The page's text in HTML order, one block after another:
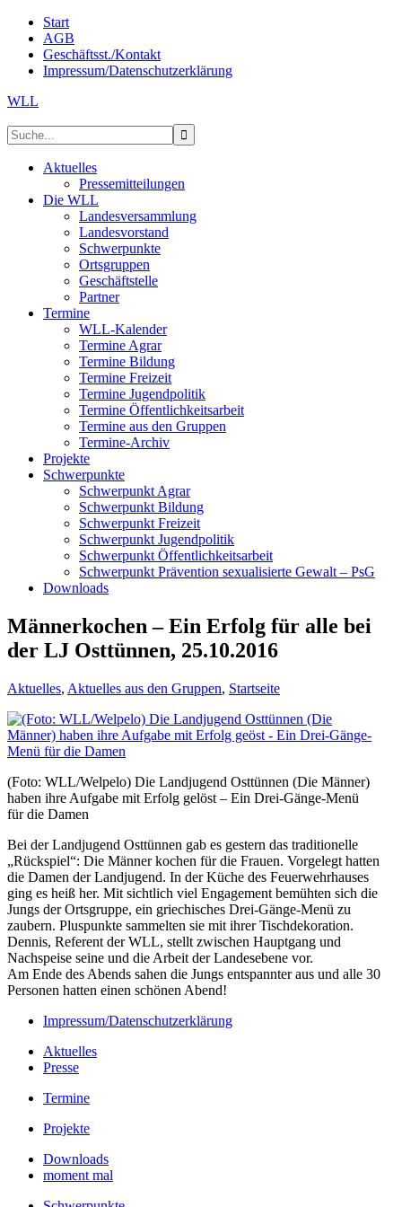
Start
AGB
Geschäftsst./Kontakt
Impressum/Datenschutzerklärung
WLL
Aktuelles
Pressemitteilungen
Die WLL
Landesversammlung
Landesvorstand
Schwerpunkte
Ortsgruppen
Geschäftstelle
Partner
Termine
WLL-Kalender
Termine Agrar
Termine Bildung
Termine Freizeit
Termine Jugendpolitik
Termine Öffentlichkeitsarbeit
Termine aus den Gruppen
Termine-Archiv
Projekte
Schwerpunkte
Schwerpunkt Agrar
Schwerpunkt Bildung
Schwerpunkt Freizeit
Schwerpunkt Jugendpolitik
Schwerpunkt Öffentlichkeitsarbeit
Schwerpunkt Prävention sexualisierte Gewalt – PsG
Downloads
Männerkochen – Ein Erfolg für alle bei
der LJ Osttünnen, 25.10.2016
Aktuelles, Aktuelles aus den Gruppen, Startseite
(Foto: WLL/Welpelo) Die Landjugend Osttünnen (Die Männer)
haben ihre Aufgabe mit Erfolg gelöst – Ein Drei-Gänge-Menü
für die Damen
Bei der Landjugend Osttünnen gab es gestern das traditionelle
„Rückspiel“: Die Männer kochen für die Frauen. Vorgelegt hatten
die Damen der Landjugend. In der Küche des Feuerwehrhauses
ging es heiß her. Mit sichtlich viel Engagement bemühten sich die
Jungs der Ortsgruppe, ein griechisches Drei-Gänge-Menü zu
zaubern. Pluspunkte sammelten sie mit ihrer Tischdekoration.
Dennis, Referent der WLL, stellt zwischen Hauptgang und
Nachspeise seine und die Arbeit der Landesebene vor.
Am Ende des Abends sahen die Jungs entspannter aus und alle 30
Personen hatten einen schönen Abend!
Impressum/Datenschutzerklärung
Aktuelles
Presse
Termine
Projekte
Downloads
moment mal